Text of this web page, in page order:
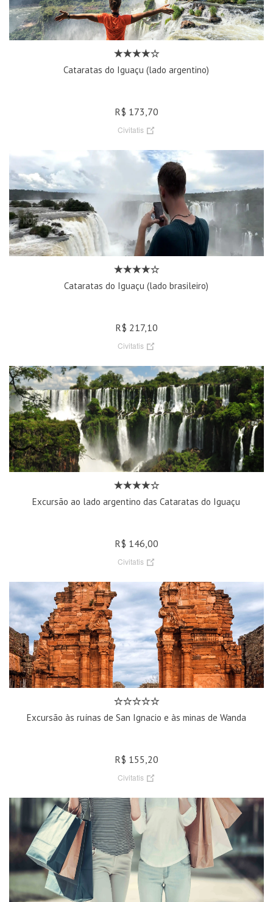
Cataratas do Iguaçu (lado argentino)
R$ 173,70
Civitatis
Cataratas do Iguaçu (lado brasileiro)
R$ 217,10
Civitatis
Excursão ao lado argentino das Cataratas do Iguaçu
R$ 146,00
Civitatis
Excursão às ruínas de San Ignacio e às minas de Wanda
R$ 155,20
Civitatis